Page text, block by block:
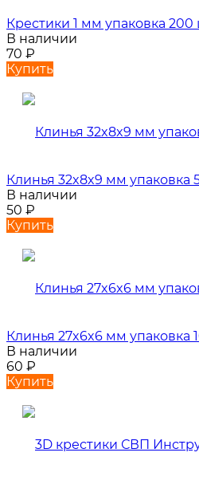
Крестики 1 мм упаковка 200
В наличии
70 ₽
Купить
Клинья 32x8x9 мм упаковка
В наличии
50 ₽
Купить
Клинья 27x6x6 мм упаковка
В наличии
60 ₽
Купить